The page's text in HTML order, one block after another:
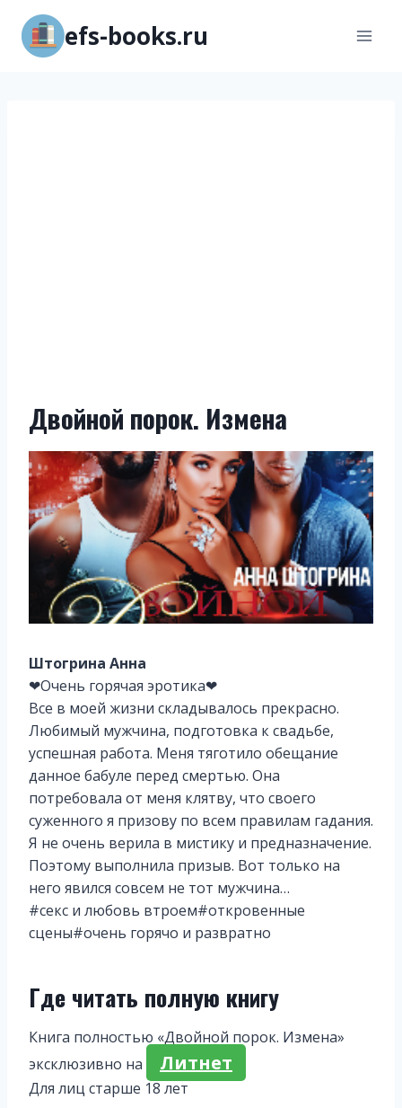
Перейти
содержимому
efs-books.ru
Двойной порок. Измена
Штогрина Анна
❤Очень горячая эротика❤
Все в моей жизни складывалось прекрасно.
Любимый мужчина, подготовка к свадьбе,
успешная работа. Меня тяготило обещание
данное бабуле перед смертью. Она
потребовала от меня клятву, что своего
суженного я призову по всем правилам гадания.
Я не очень верила в мистику и предназначение.
Поэтому выполнила призыв. Вот только на
него явился совсем не тот мужчина…
#секс и любовь втроем#откровенные
сцены#очень горячо и развратно
Где читать полную книгу
Книга полностью «Двойной порок. Измена»
эксклюзивно на
Литнет
Для лиц старше 18 лет